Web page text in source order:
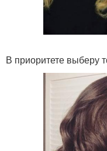
В приоритете выберу